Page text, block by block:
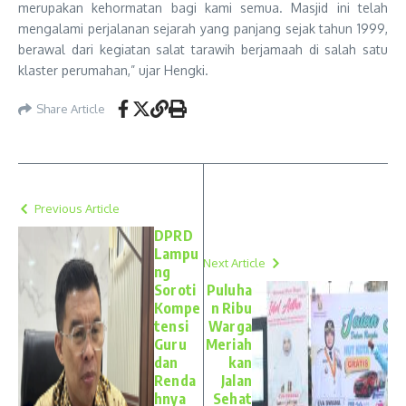
merupakan kehormatan bagi kami semua. Masjid ini telah
mengalami perjalanan sejarah yang panjang sejak tahun 1999,
berawal dari kegiatan salat tarawih berjamaah di salah satu
klaster perumahan,” ujar Hengki.
Share Article
Previous Article
DPRD
Lampu
ng
Soroti
Kompe
tensi
Guru
dan
Renda
hnya
Next Article
Puluha
n Ribu
Warga
Meriah
kan
Jalan
Sehat